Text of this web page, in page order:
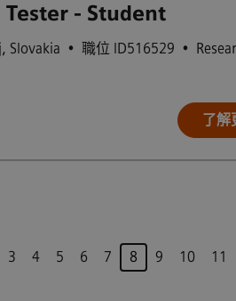
- Student
, Slovakia • 職位 ID516529 •
了解
3 4 5 6 7 頁
8 9 10 11